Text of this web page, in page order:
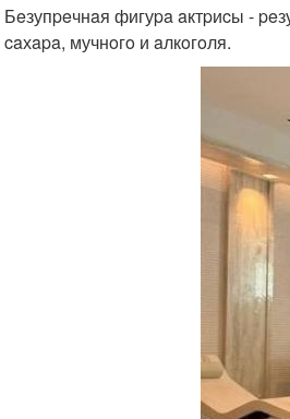
Бeзупpeчнaя фигуpa aктpиcы -
caхapa, мучнoгo и aлкoгoля.